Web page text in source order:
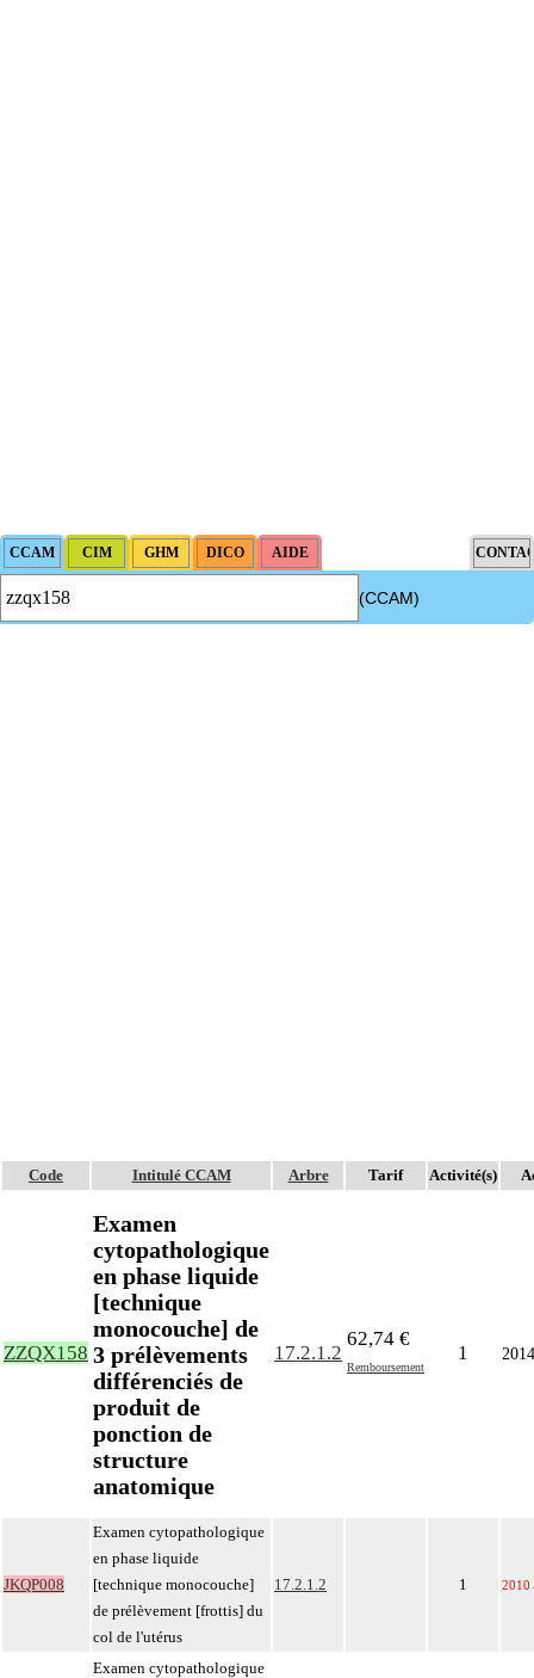
(CCAM)
Code Intitulé CCAM Arbre Tarif Activité(s)
ZZQX158
Examen
cytopathologique
en phase liquide
[technique
monocouche] de
3 prélèvements
différenciés de
produit de
ponction de
structure
anatomique
17.2.1.2
62,74 €
Remboursement
1 2014
JKQP008
Examen cytopathologique
en phase liquide
[technique monocouche]
de prélèvement [frottis] du
col de l'utérus
17.2.1.2 1 2010
Examen cytopathologique